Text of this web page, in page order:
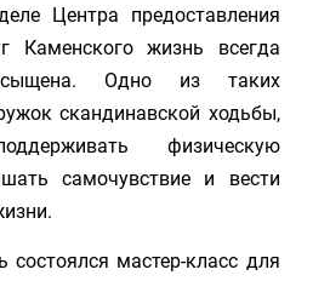
Центра предоставления
Каменского жизнь всегда
Одно из таких
скандинавской ходьбы,
физическую
самочувствие и вести
состоялся мастер-класс для